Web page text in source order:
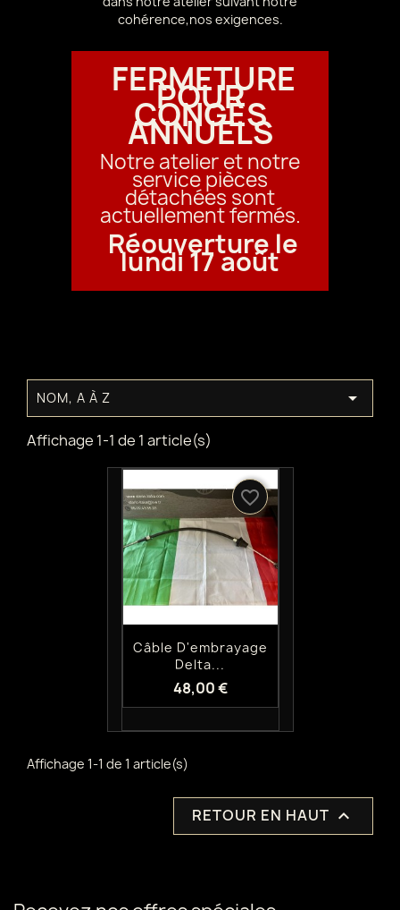
cohérence,nos exigences.
FERMETURE
POUR
CONGÉS
ANNUELS
Notre atelier et notre
service pièces
détachées sont
actuellement fermés.
Réouverture le
lundi 17 août
NOM, A À Z 
Affichage 1-1 de 1 article(s)
Aperçu rapide
Câble D'embrayage
Delta...
48,00 €
favorite_border
Affichage 1-1 de 1 article(s)
RETOUR EN HAUT 